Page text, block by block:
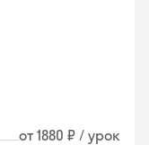
от 1880 ₽ / урок